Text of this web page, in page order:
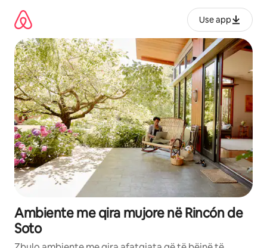
përmbajtja
Use app
Ambiente me qira mujore në Rincón de
Soto